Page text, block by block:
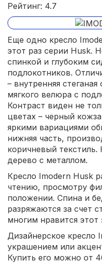
Рейтинг: 4.7
Еще одно кресло
этот раз серии Husk.
спинкой и глубоким
подлокотников.
– внутренняя
мягкого велюра с
Контраст виден не
цветах – черный
яркими вариациями
нижняя часть,
коричневый текстиль.
дерево с металлом.
Кресло Imodern Husk
чтению, просмотру
положении. Спина и
разряжаются за счет
многим нравится
Дизайнерское кресло
украшением или
Купить его можно от